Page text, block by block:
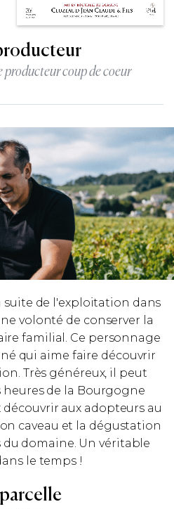
coup de coeur
suite de l'exploitation dans
volonté de conserver la
familial. Ce personnage
qui aime faire découvrir
Très généreux, il peut
de la Bourgogne
aux adopteurs au
caveau et la dégustation
du domaine. Un véritable
le temps !